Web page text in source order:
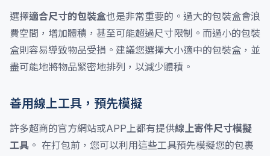
選擇適合尺寸的包裝盒也是非常重要的。過大的包裝盒會浪
費空間，增加體積，甚至可能超過尺寸限制。而過小的包裝
盒則容易導致物品受損。建議您選擇大小適中的包裝盒，並
盡可能地將物品緊密地排列，以減少體積。
善用線上工具，預先模擬
許多超商的官方網站或APP上都有提供線上寄件尺寸模擬
工具 。 在打包前，您可以利用這些工具預先模擬您的包裹